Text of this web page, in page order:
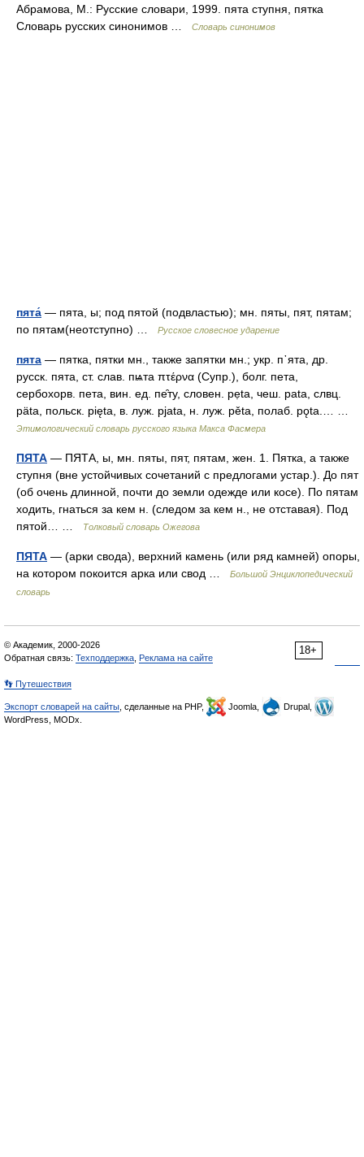
Абрамова, М.: Русские словари, 1999. пята ступня, пятка
Словарь русских синонимов …
Словарь синонимов
пята́ — пята, ы; под пятой (подвластью); мн. пяты, пят, пятам;
по пятам(неотступно) …
Русское словесное ударение
пята — пятка, пятки мн., также запятки мн.; укр. п᾽ята, др.
русск. пята, ст. слав. пѩта πτέρνα (Супр.), болг. пета,
сербохорв. пета, вин. ед. пе̑ту, словен. рẹtа, чеш. раtа, слвц.
рätа, польск. pięta, в. луж. рjаtа, н. луж. рětа, полаб. рǫtа.… …
Этимологический словарь русского языка Макса Фасмера
ПЯТА — ПЯТА, ы, мн. пяты, пят, пятам, жен. 1. Пятка, а также
ступня (вне устойчивых сочетаний с предлогами устар.). До пят
(об очень длинной, почти до земли одежде или косе). По пятам
ходить, гнаться за кем н. (следом за кем н., не отставая). Под
пятой… …
Толковый словарь Ожегова
ПЯТА — (арки свода), верхний камень (или ряд камней) опоры,
на котором покоится арка или свод …
Большой Энциклопедический
словарь
18+
© Академик, 2000-2026
Обратная связь: Техподдержка Реклама на сайте
👣 Путешествия
Экспорт словарей на сайты , сделанные на PHP, Joomla,
Drupal,
WordPress, MODx.